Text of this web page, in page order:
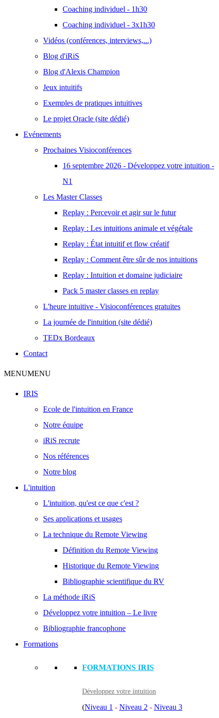
Coaching individuel - 1h30
Coaching individuel - 3x1h30
Vidéos (conférences, interviews,...)
Blog d'iRiS
Blog d'Alexis Champion
Jeux intuitifs
Exemples de pratiques intuitives
Le projet Oracle (site dédié)
Evénements
Prochaines Visioconférences
16 septembre 2026 - Développez votre intuition -
N1
Les Master Classes
Replay : Percevoir et agir sur le futur
Replay : Les intuitions animale et végétale
Replay : État intuitif et flow créatif
Replay : Comment être sûr de nos intuitions
Replay : Intuition et domaine judiciaire
Pack 5 master classes en replay
L'heure intuitive - Visioconférences gratuites
La journée de l'intuition (site dédié)
TEDx Bordeaux
Contact
MENUMENU
IRIS
Ecole de l'intuition en France
Notre équipe
iRiS recrute
Nos références
Notre blog
L'intuition
L'intuition, qu'est ce que c'est ?
Ses applications et usages
La technique du Remote Viewing
Définition du Remote Viewing
Historique du Remote Viewing
Bibliographie scientifique du RV
La méthode iRiS
Développez votre intuition – Le livre
Bibliographie francophone
Formations
FORMATIONS IRIS
Développez votre intuition
(Niveau 1 - Niveau 2 - Niveau 3